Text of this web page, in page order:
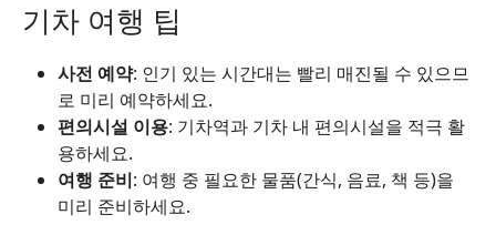
기차 여행 팁
사전 예약: 인기 있는 시간대는 빨리 매진될 수 있으므
로 미리 예약하세요.
편의시설 이용: 기차역과 기차 내 편의시설을 적극 활
용하세요.
여행 준비: 여행 중 필요한 물품(간식, 음료, 책 등)을
미리 준비하세요.